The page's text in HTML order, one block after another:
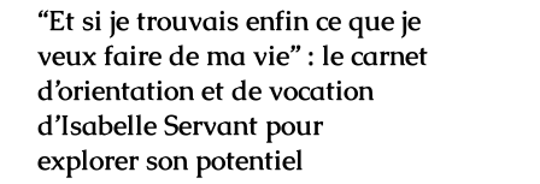
“Et si je trouvais enfin ce que je
veux faire de ma vie” : le carnet
d’orientation et de vocation
d’Isabelle Servant pour
explorer son potentiel